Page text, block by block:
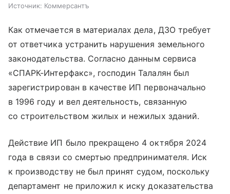
Источник: Коммерсантъ
Как отмечается в материалах дела, ДЗО требует
от ответчика устранить нарушения земельного
законодательства. Согласно данным сервиса
«СПАРК-Интерфакс», господин Талалян был
зарегистрирован в качестве ИП первоначально
в 1996 году и вел деятельность, связанную
со строительством жилых и нежилых зданий.
Действие ИП было прекращено 4 октября 2024
года в связи со смертью предпринимателя. Иск
к производству не был принят судом, поскольку
департамент не приложил к иску доказательства